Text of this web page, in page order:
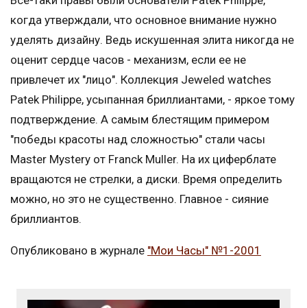
когда утверждали, что основное внимание нужно
уделять дизайну. Ведь искушенная элита никогда не
оценит сердце часов - механизм, если ее не
привлечет их "лицо". Коллекция Jeweled watches
Patek Philippe, усыпанная бриллиантами, - яркое тому
подтверждение. А самым блестящим примером
"победы красоты над сложностью" стали часы
Master Mystery от Franck Muller. На их циферблате
вращаются не стрелки, а диски. Время определить
можно, но это не существенно. Главное - сияние
бриллиантов.
Опубликовано в журнале "Мои Часы" №1-2001